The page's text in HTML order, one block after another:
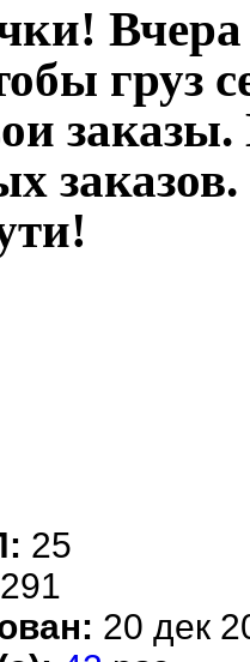
Вчера
груз
25
291
20 дек